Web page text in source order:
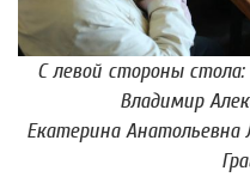
С левой стороны
Владимир
Екатерина Анатольевна